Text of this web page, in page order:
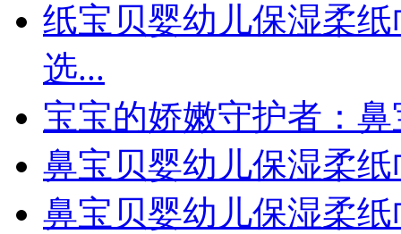
纸宝贝婴幼儿保湿柔
选...
宝宝的娇嫩守护者：
鼻宝贝婴幼儿保湿柔
鼻宝贝婴幼儿保湿柔